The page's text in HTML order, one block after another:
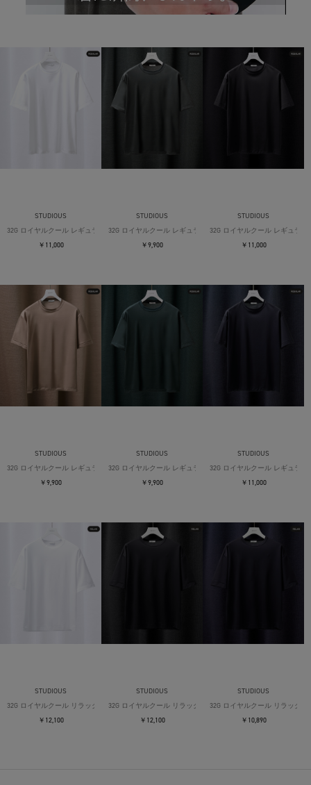
STUDIOUS
32G ロイヤルクール レギュラーTシャツ
￥11,000
STUDIOUS
32G ロイヤルクール レギュラーTシャツ
￥9,900
STUDIOUS
32G ロイヤルクール レギュラー
￥11,000
STUDIOUS
32G ロイヤルクール レギュラーTシャツ
￥9,900
STUDIOUS
32G ロイヤルクール レギュラーTシャツ
￥9,900
STUDIOUS
32G ロイヤルクール レギュラー
￥11,000
STUDIOUS
32G ロイヤルクール リラックスTシャツ
￥12,100
STUDIOUS
32G ロイヤルクール リラックスTシャツ
￥12,100
STUDIOUS
32G ロイヤルクール リラックス
￥10,890